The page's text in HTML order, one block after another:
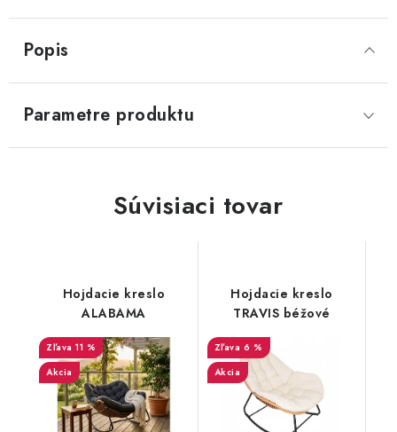
KVETINÁČE
NOČNÉ STOLÍKY
KOMODY A VITRÍNY
POSTELE
Popis
Parametre produktu
Súvisiaci tovar
Hojdacie kreslo
ALABAMA
11 %
Akcia
Hojdacie kreslo
TRAVIS béžové
6 %
Akcia